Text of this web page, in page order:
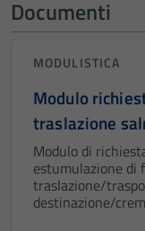
Documenti
MODULISTICA
Modulo
traslazione
Modulo di
estumulazione
traslazione/
destinazione/